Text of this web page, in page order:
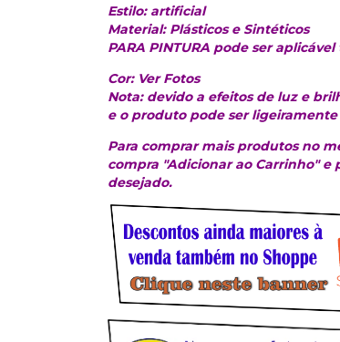
Estilo: artificial
Material: Plásticos e Sintéticos
PARA PINTURA pode ser
Cor: Ver Fotos
Nota: devido a efeitos de luz e
e o produto pode ser
Para comprar mais produtos no
compra "Adicionar ao Carrinho"
desejado.